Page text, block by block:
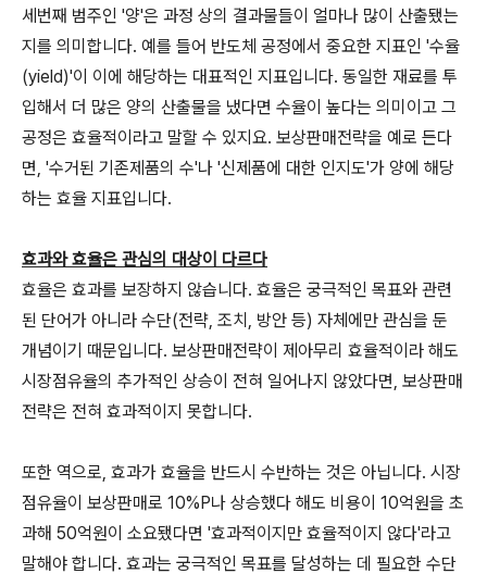
세번째 범주인 '양'은 과정 상의 결과물들이 얼마나 많이 산출됐는
지를 의미합니다. 예를 들어 반도체 공정에서 중요한 지표인 '수율
(yield)'이 이에 해당하는 대표적인 지표입니다. 동일한 재료를 투
입해서 더 많은 양의 산출물을 냈다면 수율이 높다는 의미이고 그
공정은 효율적이라고 말할 수 있지요. 보상판매전략을 예로 든다
면, '수거된 기존제품의 수'나 '신제품에 대한 인지도'가 양에 해당
하는 효율 지표입니다.
효과와 효율은 관심의 대상이 다르다
효율은 효과를 보장하지 않습니다. 효율은 궁극적인 목표와 관련
된 단어가 아니라 수단(전략, 조치, 방안 등) 자체에만 관심을 둔
개념이기 때문입니다. 보상판매전략이 제아무리 효율적이라 해도
시장점유율의 추가적인 상승이 전혀 일어나지 않았다면, 보상판매
전략은 전혀 효과적이지 못합니다.
또한 역으로, 효과가 효율을 반드시 수반하는 것은 아닙니다. 시장
점유율이 보상판매로 10%P나 상승했다 해도 비용이 10억원을 초
과해 50억원이 소요됐다면 '효과적이지만 효율적이지 않다'라고
말해야 합니다. 효과는 궁극적인 목표를 달성하는 데 필요한 수단